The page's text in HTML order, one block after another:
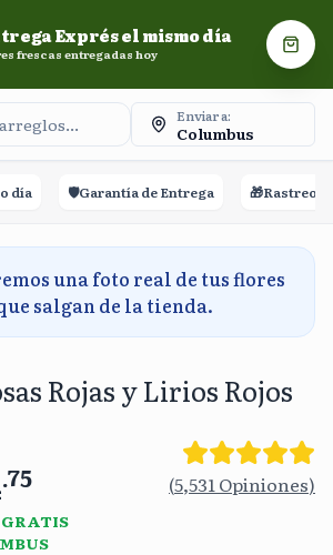
día. Flores frescas entregadas
Exprés el mismo día
frescas entregadas hoy
Enviar a:
Columbus
Garantía de Entrega Rastreo en
una foto real de tus flores
salgan de la tienda.
Rojas y Lirios Rojos
.75 (5,531Opiniones)